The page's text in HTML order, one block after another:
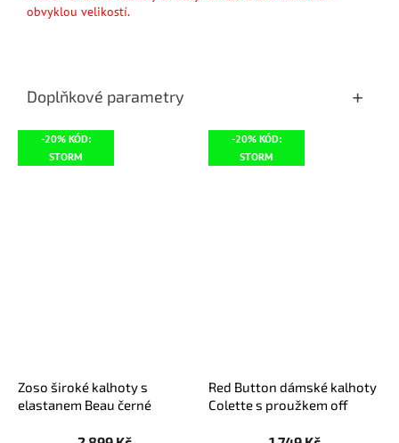
obvyklou velikostí.
Doplňkové parametry
-20% KÓD:
STORM
Zoso široké kalhoty s
elastanem Beau černé
-20% KÓD:
STORM
Red Button dámské kalhoty
Colette s proužkem off